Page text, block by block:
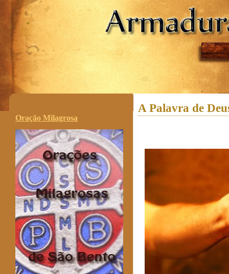
.
Oração Milagrosa
A Palavra de